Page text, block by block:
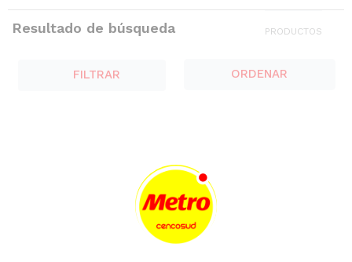
Resultado de búsqueda 186PRODUCTOS
FILTRAR